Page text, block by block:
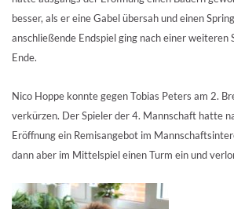
besser, als er eine Gabel übersah und einen
anschließende Endspiel ging nach einer weiteren
Ende.
Nico Hoppe konnte gegen Tobias Peters am 2.
verkürzen. Der Spieler der 4. Mannschaft hatte
Eröffnung ein Remisangebot im
dann aber im Mittelspiel einen Turm ein und